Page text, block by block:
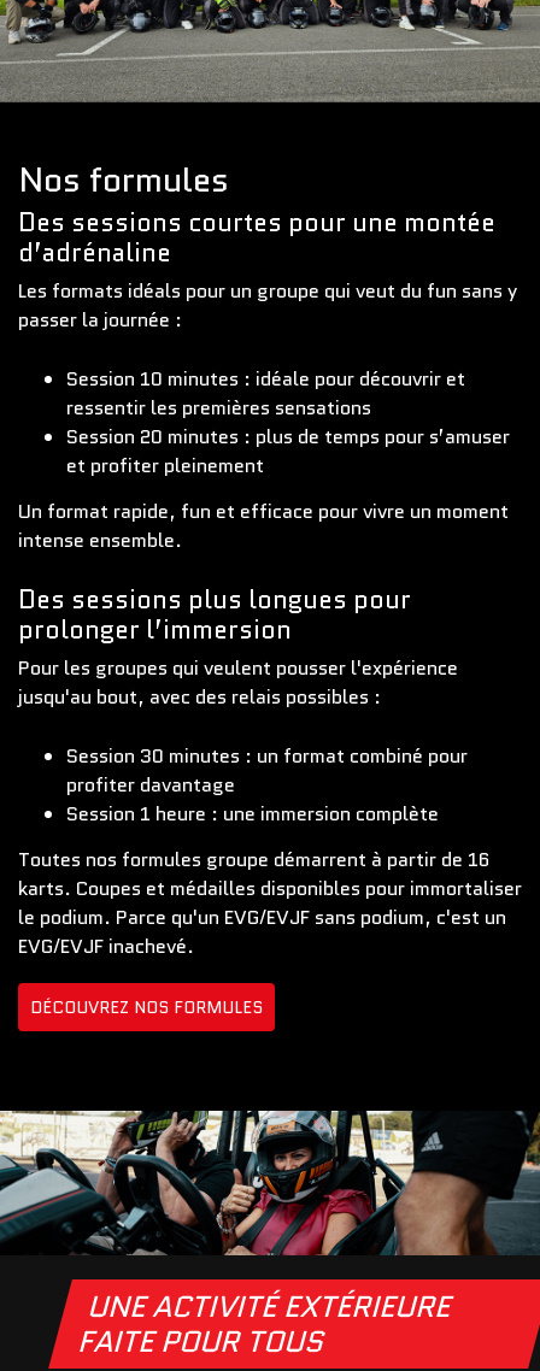
Nos formules
Des sessions courtes pour une montée
d’adrénaline
Les formats idéals pour un groupe qui veut du fun sans y
passer la journée :
Session 10 minutes : idéale pour découvrir et
ressentir les premières sensations
Session 20 minutes : plus de temps pour s’amuser
et profiter pleinement
Un format rapide, fun et efficace pour vivre un moment
intense ensemble.
Des sessions plus longues pour
prolonger l’immersion
Pour les groupes qui veulent pousser l'expérience
jusqu'au bout, avec des relais possibles :
Session 30 minutes : un format combiné pour
profiter davantage
Session 1 heure : une immersion complète
Toutes nos formules groupe démarrent à partir de 16
karts. Coupes et médailles disponibles pour immortaliser
le podium. Parce qu'un EVG/EVJF sans podium, c'est un
EVG/EVJF inachevé.
DÉCOUVREZ NOS FORMULES
UNE ACTIVITÉ EXTÉRIEURE
FAITE POUR TOUS